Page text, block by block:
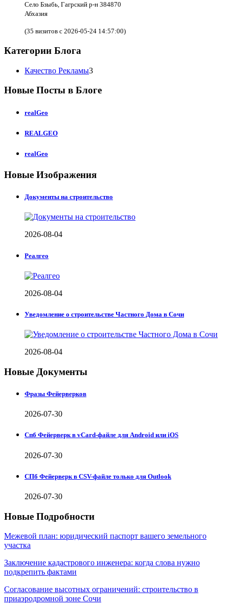
Село Бзыбь, Гагрский р-н 384870
Абхазия
(35 визитов с 2026-05-24 14:57:00)
Категории Блога
Качество Рекламы3
Новые Посты в Блоге
realGeo
REALGEO
realGeo
Новые Изображения
Документы на строительство
2026-08-04
Реалгео
2026-08-04
Уведомление о строительстве Частного Дома в Сочи
2026-08-04
Новые Документы
Фразы Фейерверков
2026-07-30
Спб Фейерверк в vCard-файле для Android или iOS
2026-07-30
СПб Фейерверк в CSV-файле только для Outlook
2026-07-30
Новые Подробности
Межевой план: юридический паспорт вашего земельного
участка
Заключение кадастрового инженера: когда слова нужно
подкрепить фактами
Согласование высотных ограничений: строительство в
приаэродромной зоне Сочи